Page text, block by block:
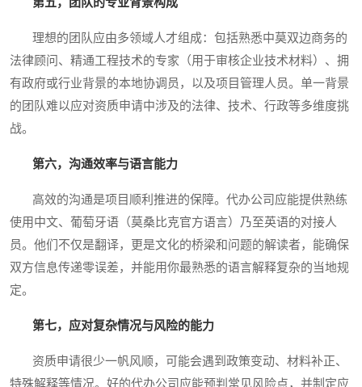
第五，团队的专业背景构成
理想的团队应由多领域人才组成：包括熟悉中莫双边商务的
法律顾问、精通工程技术的专家（用于审核企业技术材料）、拥
有政府或行业背景的本地协调员，以及项目管理人员。单一背景
的团队难以应对资质申请中涉及的法律、技术、行政等多维度挑
战。
第六，沟通效率与语言能力
高效的沟通是项目顺利推进的保障。代办公司应能提供熟练
使用中文、葡萄牙语（莫桑比克官方语言）乃至英语的对接人
员。他们不仅是翻译，更是文化的桥梁和问题的解读者，能确保
双方信息传递零误差，并能用你最熟悉的语言解释复杂的当地规
定。
第七，应对复杂情况与风险的能力
资质申请很少一帆风顺，可能会遇到政策变动、材料补正、
特殊解释等情况。好的代办公司应能预判常见风险点，并制定应